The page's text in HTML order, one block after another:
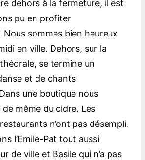
dehors à la fermeture, il est
pu en profiter
sommes bien heureux
en ville. Dehors, sur la
se termine un
et de chants
une boutique nous
même du cidre. Les
n’ont pas désempli.
l’Emile-Pat tout aussi
de ville et Basile qui n’a pas